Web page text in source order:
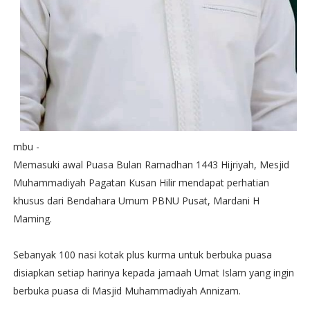
mbu -
Memasuki awal Puasa Bulan Ramadhan 1443 Hijriyah, Mesjid
Muhammadiyah Pagatan Kusan Hilir mendapat perhatian
khusus dari Bendahara Umum PBNU Pusat, Mardani H
Maming.
Sebanyak 100 nasi kotak plus kurma untuk berbuka puasa
disiapkan setiap harinya kepada jamaah Umat Islam yang ingin
berbuka puasa di Masjid Muhammadiyah Annizam.